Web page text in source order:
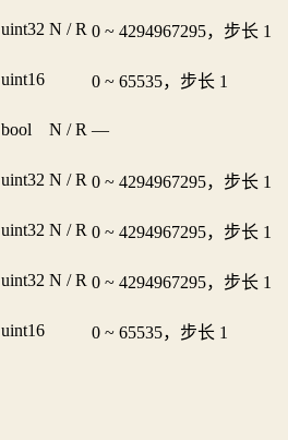
uint32 N / R 0 ~ 4294967295，步长 1
uint16 0 ~ 65535，步长 1
bool N / R —
uint32 N / R 0 ~ 4294967295，步长 1
uint32 N / R 0 ~ 4294967295，步长 1
uint32 N / R 0 ~ 4294967295，步长 1
uint16 0 ~ 65535，步长 1